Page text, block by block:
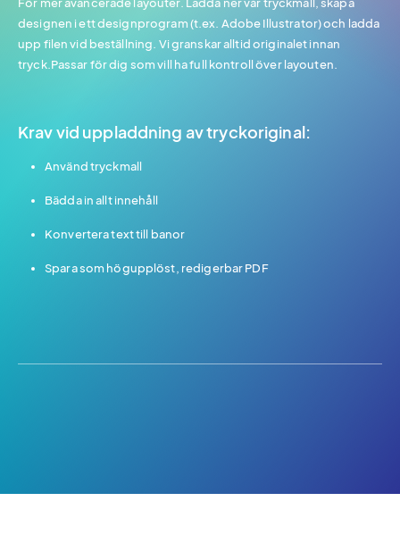
designen i ett designprogram (t.ex. Adobe Illustrator) och ladda
upp filen vid beställning. Vi granskar alltid originalet innan
tryck.Passar för dig som vill ha full kontroll över layouten.
Krav vid uppladdning av tryckoriginal:
Använd tryckmall
Bädda in allt innehåll
Konvertera text till banor
Spara som högupplöst, redigerbar PDF